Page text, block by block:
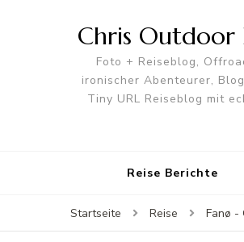
Chris Outdoor
Foto + Reiseblog,
ironischer Abenteurer,
Tiny URL Reiseblog mit
Reise Berichte
Startseite Reise Fanø -